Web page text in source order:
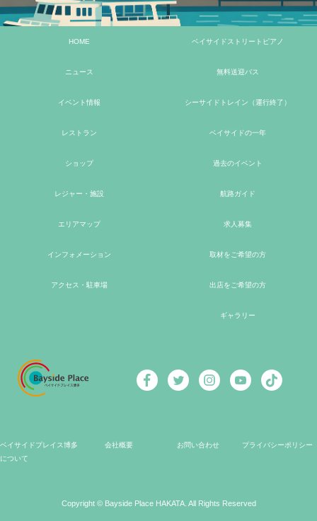
HOME
ニュース
イベント情報
レストラン
ショップ
レジャー・施設
エリアマップ
インフォメーション
アクセス・駐車場
ベイサイドストリートピアノ
無料送迎バス
シーサイドトレイン（運行終了）
ベイサイドの一年
過去のイベント
航路ガイド
求人募集
取材をご希望の方
出店をご希望の方
ギャラリー
ベイサイドプレイス博多
について
会社概要 お問い合わせ プライバシーポリシー
Copyright © Bayside Place HAKATA. All Rights Reserved